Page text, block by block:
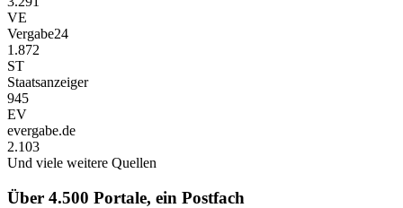
VE
Vergabe24
1.872
ST
Staatsanzeiger
945
EV
evergabe.de
2.103
Und viele weitere Quellen
Über 4.500 Portale, ein Postfach